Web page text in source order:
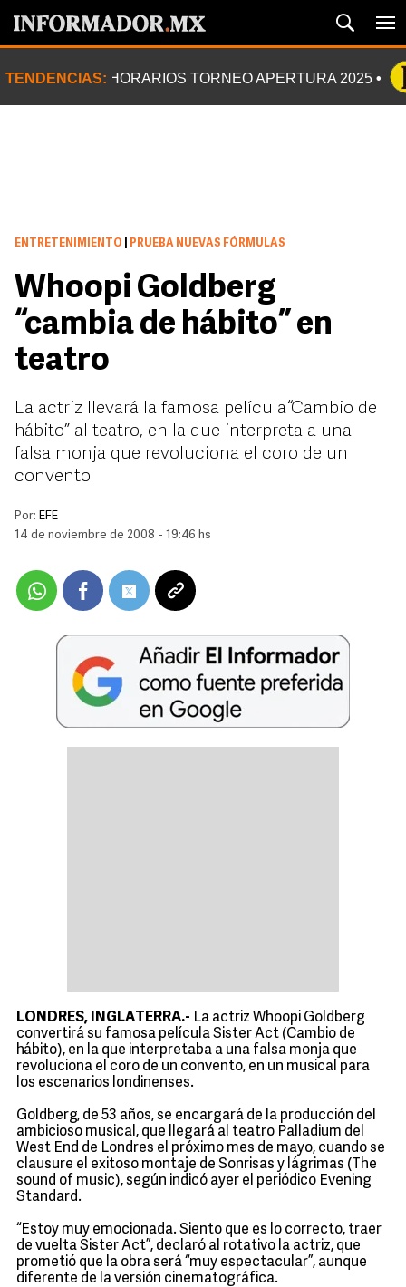
TENDENCIAS: HORARIOS TORNEO APERTURA 2025
ENTRETENIMIENTO PRUEBA NUEVAS FÓRMULAS
Whoopi Goldberg
“cambia de hábito” en
teatro
La actriz llevará la famosa película “Cambio de
hábito” al teatro, en la que interpreta a una
falsa monja que revoluciona el coro de un
convento
Por: EFE
14 de noviembre de 2008 - 19:46 hs
LONDRES, INGLATERRA.- La actriz Whoopi Goldberg
convertirá su famosa película Sister Act (Cambio de
hábito), en la que interpretaba a una falsa monja que
revoluciona el coro de un convento, en un musical para
los escenarios londinenses.
Goldberg, de 53 años, se encargará de la producción del
ambicioso musical, que llegará al teatro Palladium del
West End de Londres el próximo mes de mayo, cuando se
clausure el exitoso montaje de Sonrisas y lágrimas (The
sound of music), según indicó ayer el periódico Evening
Standard.
“Estoy muy emocionada. Siento que es lo correcto, traer
de vuelta Sister Act”, declaró al rotativo la actriz, que
prometió que la obra será “muy espectacular”, aunque
diferente de la versión cinematográfica.